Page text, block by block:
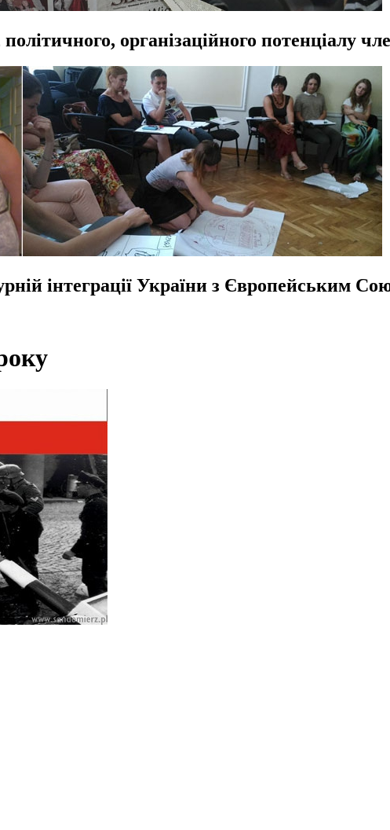
організаційного потенціалу
інтеграції України з Європейським